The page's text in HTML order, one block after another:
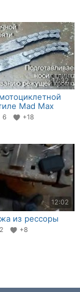
17:32
Mad Max
6 +18
12:02
из рессоры
2 +8